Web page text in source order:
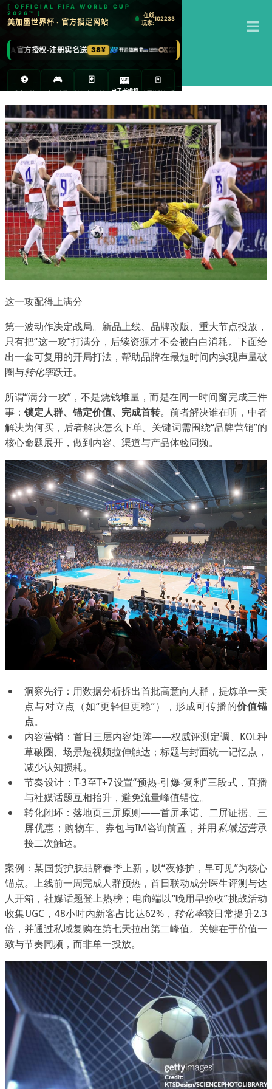
杏彩体育
这一攻配得上满分
第一波动作决定战局。新品上线、品牌改版、重大节点投放，
只有把“这一攻”打满分，后续资源才不会被白白消耗。下面给
出一套可复用的开局打法，帮助品牌在最短时间内实现声量破
圈与转化率跃迁。
所谓“满分一攻”，不是烧钱堆量，而是在同一时间窗完成三件
事： 锁定人群、锚定价值、完成首转。前者解决谁在听，中者
解决为何买，后者解决怎么下单。关键词需围绕“品牌营销”的
核心命题展开，做到内容、渠道与产品体验同频。
洞察先行：用数据分析拆出首批高意向人群，提炼单一卖
点与对立点（如“更轻但更稳”），形成可传播的价值锚
点。
内容营销：首日三层内容矩阵——权威评测定调、KOL种
草破圈、场景短视频拉伸触达；标题与封面统一记忆点，
减少认知损耗。
节奏设计：T-3至T+7设置“预热-引爆-复利”三段式，直播
与社媒话题互相抬升，避免流量峰值错位。
转化闭环：落地页三屏原则——首屏承诺、二屏证据、三
屏优惠；购物车、券包与IM咨询前置，并用私域运营承
接二次触达。
案例：某国货护肤品牌春季上新，以“夜修护，早可见”为核心
锚点。上线前一周完成人群预热，首日联动成分医生评测与达
人开箱，社媒话题登上热榜；电商端以“晚用早验收”挑战活动
收集UGC，48小时内新客占比达62%， 转化率较日常提升2.3
倍，并通过私域复购在第七天拉出第二峰值。关键在于价值一
致与节奏同频，而非单一投放。